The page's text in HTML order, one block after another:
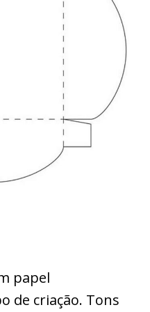
papel
de criação. Tons